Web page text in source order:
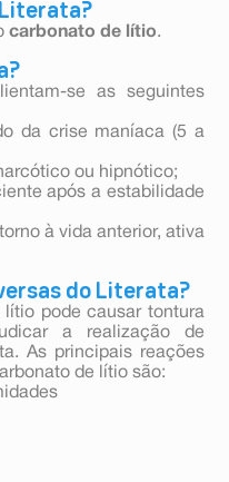
carbonato de lítio.
se as seguintes
da crise maníaca (5 a
ou hipnótico;
após a estabilidade
à vida anterior, ativa
do Literata?
pode causar tontura
a realização de
As principais reações
de lítio são: